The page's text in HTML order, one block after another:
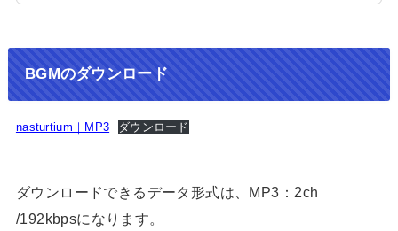
BGMのダウンロード
nasturtium｜MP3 ダウンロード
ダウンロードできるデータ形式は、MP3：2ch
/192kbpsになります。